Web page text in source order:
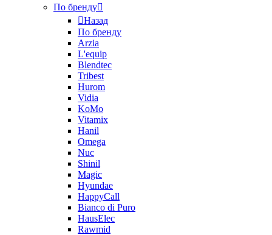
По бренду
Назад
По бренду
Arzia
L'equip
Blendtec
Tribest
Hurom
Vidia
KoMo
Vitamix
Hanil
Omega
Nuc
Shinil
Magic
Hyundae
HappyCall
Bianco di Puro
HausElec
Rawmid